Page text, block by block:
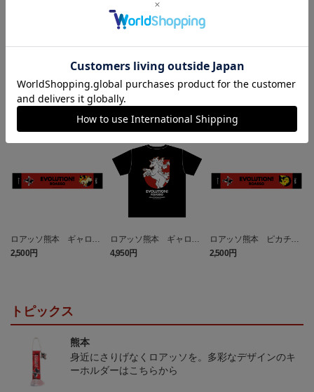
ランキング
NEW
ロアッソ熊本 ギャロッ
プ タオルマフラー
2,500円
NEW
ロアッソ熊本 ギャロッ
プ Tシャツ BLACK
4,950円
NEW
ロアッソ熊本 ピカチュ
ウ タオルマフラー
2,500円
トピックス
熊本
身近にさりげなくロアッソを。多彩なデザインのキ
ーホルダーはこちらから